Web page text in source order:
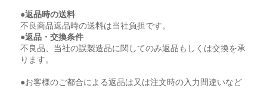
●返品時の送料
不良商品返品時の送料は当社負担です。
●返品・交換条件
不良品、当社の誤製造品に関してのみ返品もしくは交換を承
ります。
●お客様のご都合による返品は又は注文時の入力間違いなど